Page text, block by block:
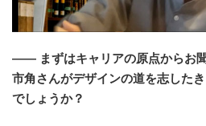
―― まずはキャリアの原点からお聞
市角さんがデザインの道を志した
でしょうか？